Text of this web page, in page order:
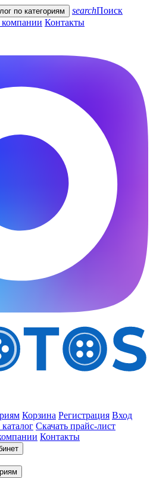
по категориям searchПоиск
Контакты
Корзина Регистрация Вход
Скачать прайс-лист
Контакты